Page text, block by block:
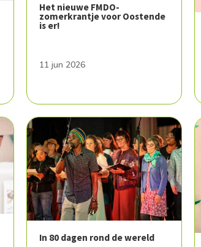
Het nieuwe FMDO-
zomerkrantje voor Oostende
is er!
11 jun 2026
In 80 dagen rond de wereld